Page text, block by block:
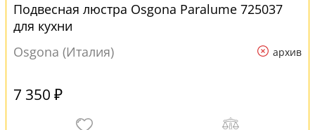
Подвесная люстра Osgona Paralume 725037
для кухни
Osgona (Италия)
архив
7 350 ₽